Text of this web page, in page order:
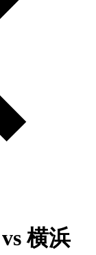
vs横浜